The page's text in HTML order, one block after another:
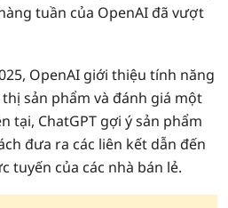
tuần của OpenAI đã vượt
OpenAI giới thiệu tính năng
sản phẩm và đánh giá một
tại, ChatGPT gợi ý sản phẩm
đưa ra các liên kết dẫn đến
tuyến của các nhà bán lẻ.